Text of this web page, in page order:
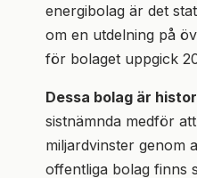
energibolag är det
om en utdelning på
för bolaget uppgick
Dessa bolag är
sistnämnda medför
miljardvinster genom
offentliga bolag finns